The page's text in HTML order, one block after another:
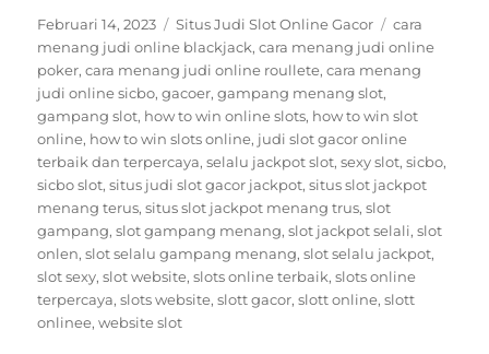
Posted
on
Februari 14, 2023 Categories
Situs Judi Slot Online Gacor Tags
cara
menang judi online blackjack,cara menang judi online
poker,cara menang judi online roullete,cara menang
judi online sicbo,gacoer,gampang menang slot,
gampang slot, how to win online slots, how to win slot
online, how to win slots online, judi slot gacor online
terbaik dan terpercaya,selalu jackpot slot,sexy slot,sicbo,
sicbo slot,situs judi slot gacor jackpot,situs slot jackpot
menang terus,situs slot jackpot menang trus,slot
gampang,slot gampang menang,slot jackpot selali,slot
onlen,slot selalu gampang menang,slot selalu jackpot,
slot sexy,slot website,slots online terbaik,slots online
terpercaya,slots website,slott gacor,slott online,slott
onlinee,website slot